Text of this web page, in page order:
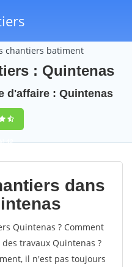
chantiers batiment
: Quintenas
d'affaire : Quintenas
42
dans
Quintenas ? Comment
travaux Quintenas ?
il n'est pas toujours